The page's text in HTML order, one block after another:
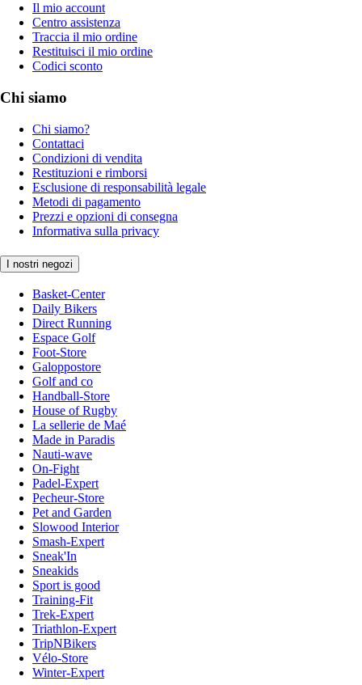
Il mio account
Centro assistenza
Traccia il mio ordine
Restituisci il mio ordine
Codici sconto
Chi siamo
Chi siamo?
Contattaci
Condizioni di vendita
Restituzioni e rimborsi
Esclusione di responsabilità legale
Metodi di pagamento
Prezzi e opzioni di consegna
Informativa sulla privacy
I nostri negozi
Basket-Center
Daily Bikers
Direct Running
Espace Golf
Foot-Store
Galoppostore
Golf and co
Handball-Store
House of Rugby
La sellerie de Maé
Made in Paradis
Nauti-wave
On-Fight
Padel-Expert
Pecheur-Store
Pet and Garden
Slowood Interior
Smash-Expert
Sneak'In
Sneakids
Sport is good
Training-Fit
Trek-Expert
Triathlon-Expert
TripNBikers
Vélo-Store
Winter-Expert